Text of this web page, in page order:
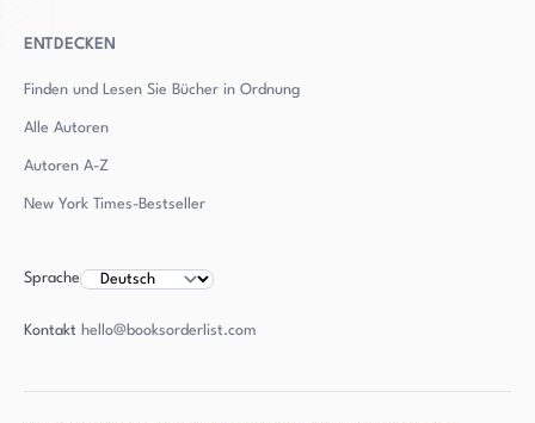
ENTDECKEN
Finden und Lesen Sie Bücher in Ordnung
Alle Autoren
Autoren A-Z
New York Times-Bestseller
Sprache
Kontakt hello@booksorderlist.com